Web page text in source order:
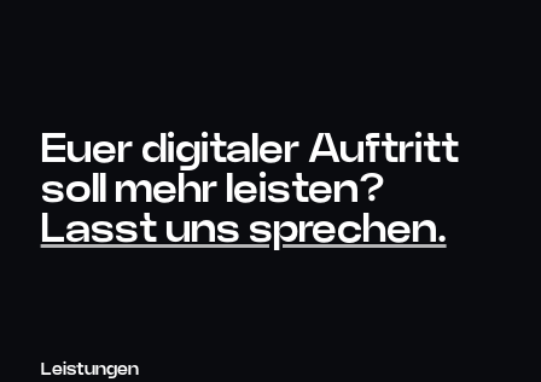
Euer digitaler Auftritt
soll mehr leisten?
Lasst uns sprechen.
Leistungen